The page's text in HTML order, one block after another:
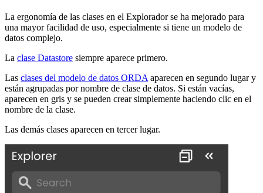
La ergonomía de las clases en el Explorador se ha mejorado para
una mayor facilidad de uso, especialmente si tiene un modelo de
datos complejo.
La clase Datastore siempre aparece primero.
Las clases del modelo de datos ORDA aparecen en segundo lugar y
están agrupadas por nombre de clase de datos. Si están vacías,
aparecen en gris y se pueden crear simplemente haciendo clic en el
nombre de la clase.
Las demás clases aparecen en tercer lugar.